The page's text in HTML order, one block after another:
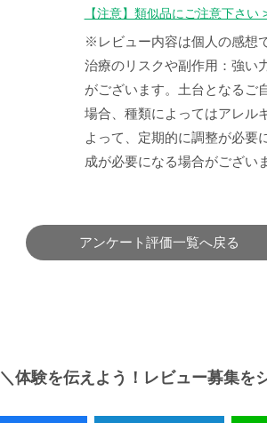
【注意】類似品にご注意下さい
※レビュー内容は個人の感想
治療のリスクや副作用：強い
がございます。土台となるご
場合、種類によってはアレル
よって、定期的に調整が必要
成が必要になる場合がござい
アンケート評価一覧へ戻る
＼体験を伝えよう！レビュー募集を